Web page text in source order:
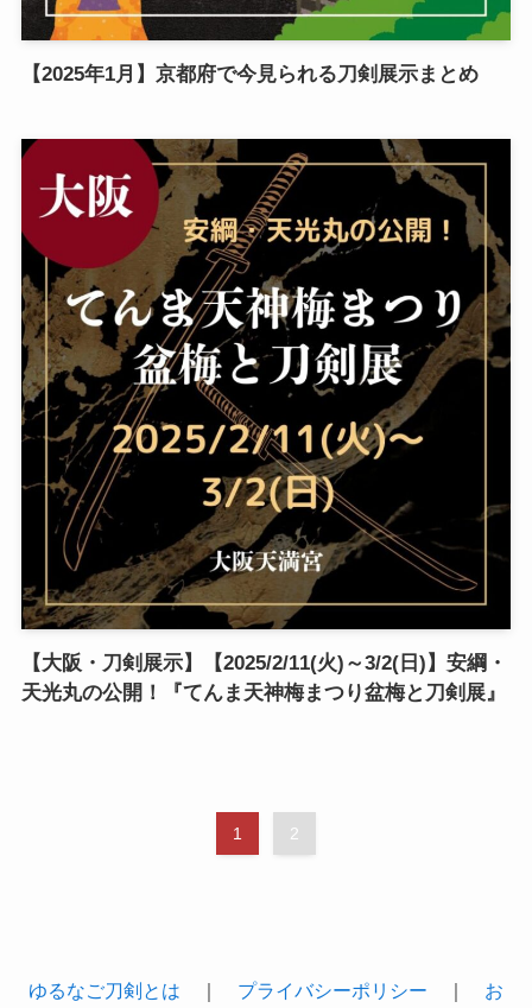
【2025年1月】京都府で今見られる刀剣展示まとめ
【大阪・刀剣展示】【2025/2/11(火)～3/2(日)】安綱・
天光丸の公開！『てんま天神梅まつり盆梅と刀剣展』
1 2
ゆるなご刀剣とは プライバシーポリシー お